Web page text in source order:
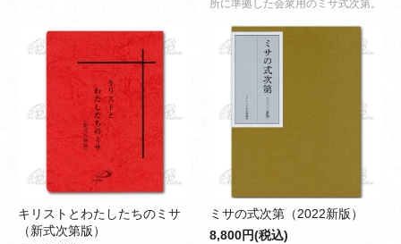
所に準拠した会衆用のミサ式次第。
キリストとわたしたちのミサ
（新式次第版）
ミサの式次第（2022新版）
8,800円(税込)